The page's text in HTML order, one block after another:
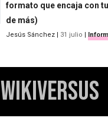
formato que encaja con
de más)
Jesús Sánchez 31 julio
WikiVersus